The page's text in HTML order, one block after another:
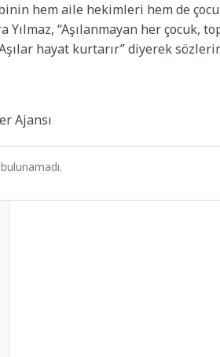
hem aile hekimleri hem de
Yılmaz, “Aşılanmayan her çocuk,
hayat kurtarır” diyerek
Ajansı